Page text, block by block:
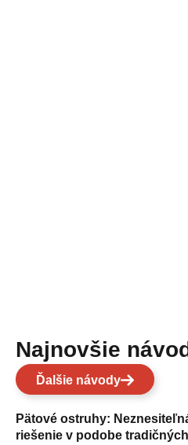
Najnovšie
Ďalšie návody
Pätové ostruhy:
riešenie v podobe